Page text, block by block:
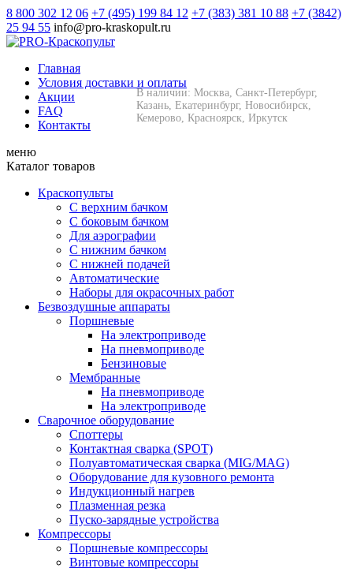
8 800 302 12 06 +7 (495) 199 84 12 +7 (383) 381 10 88 +7 (3842)
25 94 55 info@pro-kraskopult.ru
Главная
Условия доставки и оплаты
Акции
FAQ
Контакты
меню
Каталог товаров
Краскопульты
С верхним бачком
С боковым бачком
Для аэрографии
С нижним бачком
С нижней подачей
Автоматические
Наборы для окрасочных работ
Безвоздушные аппараты
Поршневые
На электроприводе
На пневмоприводе
Бензиновые
Мембранные
На пневмоприводе
На электроприводе
Сварочное оборудование
Споттеры
Контактная сварка (SPOT)
Полуавтоматическая сварка (MIG/MAG)
Оборудование для кузовного ремонта
Индукционный нагрев
Плазменная резка
Пуско-зарядные устройства
Компрессоры
Поршневые компрессоры
Винтовые компрессоры
В наличии: Москва, Санкт-Петербург,
Казань, Екатеринбург, Новосибирск,
Кемерово, Красноярск, Иркутск